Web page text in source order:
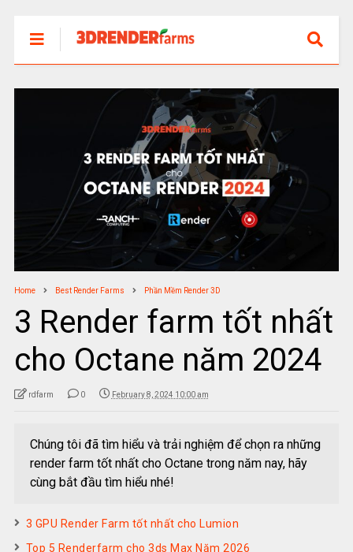
Home Best Render Farms Phần Mềm Render 3D
3 Render farm tốt nhất
cho Octane năm 2024
rdfarm 0 February 8, 2024 10:00 am
Chúng tôi đã tìm hiểu và trải nghiệm để chọn ra những
render farm tốt nhất cho Octane trong năm nay, hãy
cùng bắt đầu tìm hiểu nhé!
3 GPU Render Farm tốt nhất cho Lumion
Top 5 Renderfarm cho 3ds Max Năm 2026